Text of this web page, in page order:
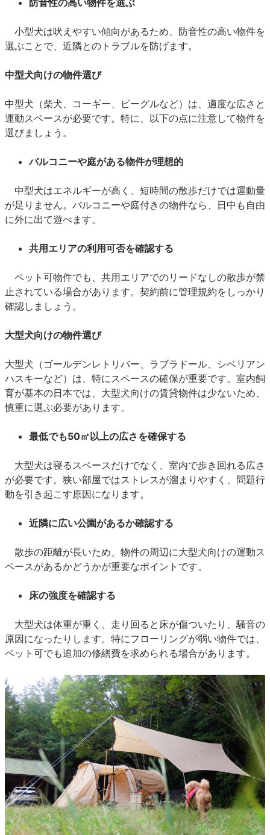
小型犬は吠えやすい傾向があるため、防音性の高い物件を
選ぶことで、近隣とのトラブルを防げます。
中型犬向けの物件選び
中型犬（柴犬、コーギー、ビーグルなど）は、適度な広さと
運動スペースが必要です。特に、以下の点に注意して物件を
選びましょう。
バルコニーや庭がある物件が理想的
中型犬はエネルギーが高く、短時間の散歩だけでは運動量
が足りません。バルコニーや庭付きの物件なら、日中も自由
に外に出て遊べます。
共用エリアの利用可否を確認する
ペット可物件でも、共用エリアでのリードなしの散歩が禁
止されている場合があります。契約前に管理規約をしっかり
確認しましょう。
大型犬向けの物件選び
大型犬（ゴールデンレトリバー、ラブラドール、シベリアン
ハスキーなど）は、特にスペースの確保が重要です。室内飼
育が基本の日本では、大型犬向けの賃貸物件は少ないため、
慎重に選ぶ必要があります。
最低でも50㎡以上の広さを確保する
大型犬は寝るスペースだけでなく、室内で歩き回れる広さ
が必要です。狭い部屋ではストレスが溜まりやすく、問題行
動を引き起こす原因になります。
近隣に広い公園があるか確認する
散歩の距離が長いため、物件の周辺に大型犬向けの運動ス
ペースがあるかどうかが重要なポイントです。
床の強度を確認する
大型犬は体重が重く、走り回ると床が傷ついたり、騒音の
原因になったりします。特にフローリングが弱い物件では、
ペット可でも追加の修繕費を求められる場合があります。